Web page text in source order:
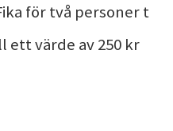
för två personer t
ett värde av 250 kr